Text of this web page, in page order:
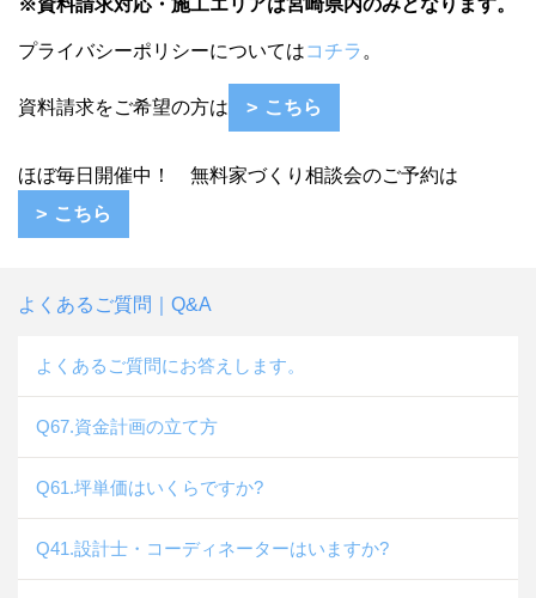
※資料請求対応・施工エリアは宮崎県内のみとなります。
プライバシーポリシーについてはコチラ 。
資料請求をご希望の方は こちら
ほぼ毎日開催中！ 無料家づくり相談会のご予約は
こちら
よくあるご質問｜Q&A
よくあるご質問にお答えします。
Q67.資金計画の立て方
Q61.坪単価はいくらですか?
Q41.設計士・コーディネーターはいますか?